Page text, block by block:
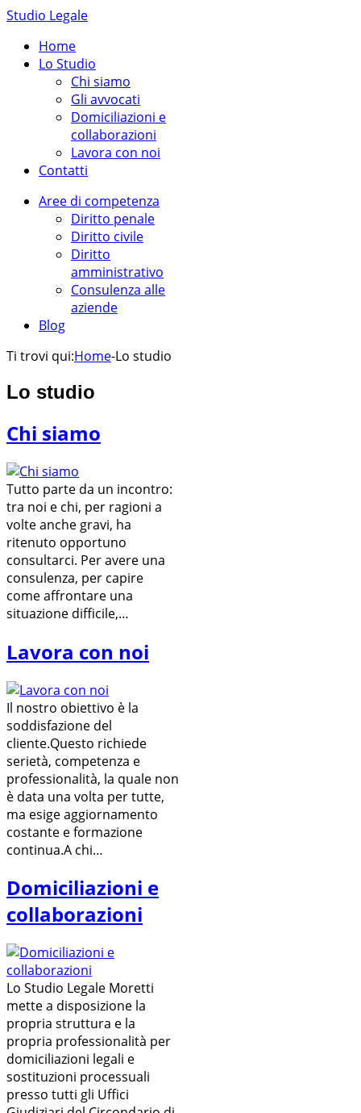
Studio Legale
Home
Lo Studio
Chi siamo
Gli avvocati
Domiciliazioni e
collaborazioni
Lavora con noi
Contatti
Aree di competenza
Diritto penale
Diritto civile
Diritto
amministrativo
Consulenza alle
aziende
Blog
Ti trovi qui:Home-Lo studio
Lo studio
Chi siamo
Tutto parte da un incontro:
tra noi e chi, per ragioni a
volte anche gravi, ha
ritenuto opportuno
consultarci. Per avere una
consulenza, per capire
come affrontare una
situazione difficile,…
Lavora con noi
Il nostro obiettivo è la
soddisfazione del
cliente.Questo richiede
serietà, competenza e
professionalità, la quale non
è data una volta per tutte,
ma esige aggiornamento
costante e formazione
continua.A chi…
Domiciliazioni e
collaborazioni
Lo Studio Legale Moretti
mette a disposizione la
propria struttura e la
propria professionalità per
domiciliazioni legali e
sostituzioni processuali
presso tutti gli Uffici